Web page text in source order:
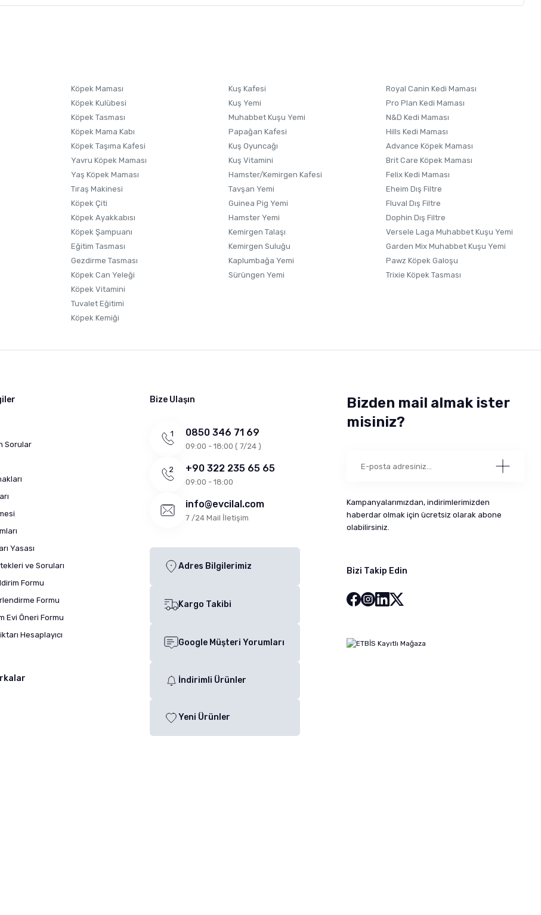
Ürünü Satın Al ve Yorumla
Gönder
Köpek Maması
Köpek Kulübesi
Köpek Tasması
Köpek Mama Kabı
Köpek Taşıma Kafesi
Yavru Köpek Maması
Yaş Köpek Maması
Tıraş Makinesi
Köpek Çiti
Köpek Ayakkabısı
Köpek Şampuanı
Eğitim Tasması
Gezdirme Tasması
Köpek Can Yeleği
Köpek Vitamini
Tuvalet Eğitimi
Köpek Kemiği
Kuş Kafesi
Kuş Yemi
Muhabbet Kuşu Yemi
Papağan Kafesi
Kuş Oyuncağı
Kuş Vitamini
Hamster/Kemirgen Kafesi
Tavşan Yemi
Guinea Pig Yemi
Hamster Yemi
Kemirgen Talaşı
Kemirgen Suluğu
Kaplumbağa Yemi
Sürüngen Yemi
Royal Canin Kedi Maması
Pro Plan Kedi Maması
N&D Kedi Maması
Hills Kedi Maması
Advance Köpek Maması
Brit Care Köpek Maması
Felix Kedi Maması
Eheim Dış Filtre
Fluval Dış Filtre
Dophin Dış Filtre
Versele Laga Muhabbet Kuşu Yemi
Garden Mix Muhabbet Kuşu Yemi
Pawz Köpek Galoşu
Trixie Köpek Tasması
Sorular
Yasası
ve Soruları
Formu
Formu
Evi Öneri Formu
Hesaplayıcı
Bize Ulaşın
0850 346 71 69
09:00 - 18:00 ( 7/24 )
+90 322 235 65 65
09:00 - 18:00
info@evcilal.com
7 /24 Mail İletişim
Adres Bilgilerimiz
Kargo Takibi
Google Müşteri Yorumları
İndirimli Ürünler
Yeni Ürünler
Bizden mail almak ister
misiniz?
Kampanyalarımızdan, indirimlerimizden
haberdar olmak için ücretsiz olarak abone
olabilirsiniz.
Bizi Takip Edin